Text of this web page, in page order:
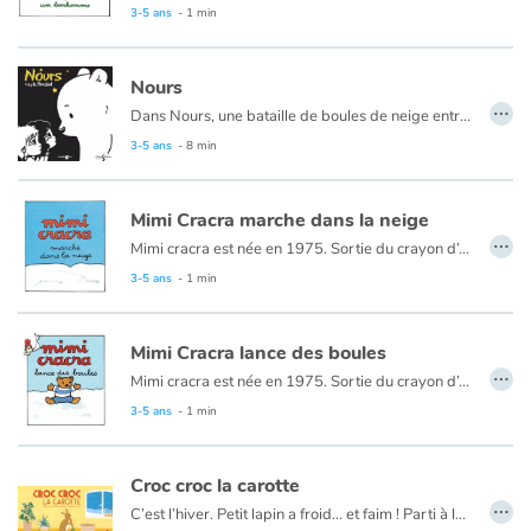
Catalogue anglais
Contraste +
Aide
Accueil
Famille
Écoles
Médiathèques
Vidéos & Tutoriaux
3-5 ans - 1 min
Nours
Dans Nours, une bataille de boules de neige entre deux enfants va prendre un tournant surprenant !
3-5 ans - 8 min
…
Mimi Cracra marche dans la neige
Mimi cracra est née en 1975. Sortie du crayon d’Agnès Rosenstiehl pour le magazine “Pomme d’api”, cette petite fille aux joues roses et cheveux bruns à laquelle il est facile de s’identifier nous entraîne avec humour dans ses aventures quotidiennes.
3-5 ans - 1 min
…
Mimi Cracra lance des boules
Mimi cracra est née en 1975. Sortie du crayon d’Agnès Rosenstiehl pour le magazine “Pomme d’api”, cette petite fille aux joues roses et cheveux bruns à laquelle il est facile de s’identifier nous entraîne avec humour dans ses aventures quotidiennes.
3-5 ans - 1 min
…
Croc croc la carotte
C’est l’hiver. Petit lapin a froid… et faim ! Parti à la recherche de nourriture, il trouve deux carottes sous la neige. Quel bonheur ! Mais c’est une de trop. Elle sera pour son ami Petit singe qui doit avoir froid… et faim. Toc ! Toc ! Comme Petit singe n’est pas chez lui, Petit lapin dépose la carotte sur la table. En fait, Petit singe vient de trouver trois cacahuètes et les a mangées. Rentrant chez lui, il découvre la carotte. « Sans doute le cadeau d’un ami ! ».
…